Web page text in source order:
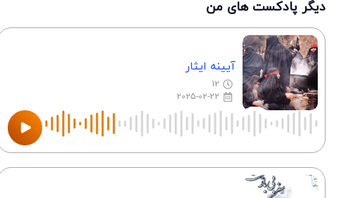
دیگر پادکست های من
آیینه ایثار
12
2025-02-22